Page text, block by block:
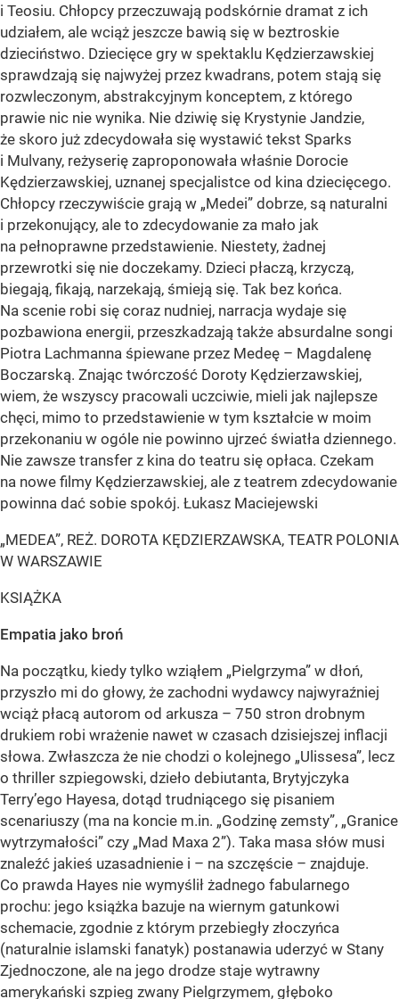
i Teosiu. Chłopcy przeczuwają podskórnie dramat z ich
udziałem, ale wciąż jeszcze bawią się w beztroskie
dzieciństwo. Dziecięce gry w spektaklu Kędzierzawskiej
sprawdzają się najwyżej przez kwadrans, potem stają się
rozwleczonym, abstrakcyjnym konceptem, z którego
prawie nic nie wynika. Nie dziwię się Krystynie Jandzie,
że skoro już zdecydowała się wystawić tekst Sparks
i Mulvany, reżyserię zaproponowała właśnie Dorocie
Kędzierzawskiej, uznanej specjalistce od kina dziecięcego.
Chłopcy rzeczywiście grają w „Medei” dobrze, są naturalni
i przekonujący, ale to zdecydowanie za mało jak
na pełnoprawne przedstawienie. Niestety, żadnej
przewrotki się nie doczekamy. Dzieci płaczą, krzyczą,
biegają, fikają, narzekają, śmieją się. Tak bez końca.
Na scenie robi się coraz nudniej, narracja wydaje się
pozbawiona energii, przeszkadzają także absurdalne songi
Piotra Lachmanna śpiewane przez Medeę – Magdalenę
Boczarską. Znając twórczość Doroty Kędzierzawskiej,
wiem, że wszyscy pracowali uczciwie, mieli jak najlepsze
chęci, mimo to przedstawienie w tym kształcie w moim
przekonaniu w ogóle nie powinno ujrzeć światła dziennego.
Nie zawsze transfer z kina do teatru się opłaca. Czekam
na nowe filmy Kędzierzawskiej, ale z teatrem zdecydowanie
powinna dać sobie spokój. Łukasz Maciejewski
„MEDEA”, REŻ. DOROTA KĘDZIERZAWSKA, TEATR POLONIA
W WARSZAWIE
KSIĄŻKA
Empatia jako broń
Na początku, kiedy tylko wziąłem „Pielgrzyma” w dłoń,
przyszło mi do głowy, że zachodni wydawcy najwyraźniej
wciąż płacą autorom od arkusza – 750 stron drobnym
drukiem robi wrażenie nawet w czasach dzisiejszej inflacji
słowa. Zwłaszcza że nie chodzi o kolejnego „Ulissesa”, lecz
o thriller szpiegowski, dzieło debiutanta, Brytyjczyka
Terry’ego Hayesa, dotąd trudniącego się pisaniem
scenariuszy (ma na koncie m.in. „Godzinę zemsty”, „Granice
wytrzymałości” czy „Mad Maxa 2”). Taka masa słów musi
znaleźć jakieś uzasadnienie i – na szczęście – znajduje.
Co prawda Hayes nie wymyślił żadnego fabularnego
prochu: jego książka bazuje na wiernym gatunkowi
schemacie, zgodnie z którym przebiegły złoczyńca
(naturalnie islamski fanatyk) postanawia uderzyć w Stany
Zjednoczone, ale na jego drodze staje wytrawny
amerykański szpieg zwany Pielgrzymem, głęboko